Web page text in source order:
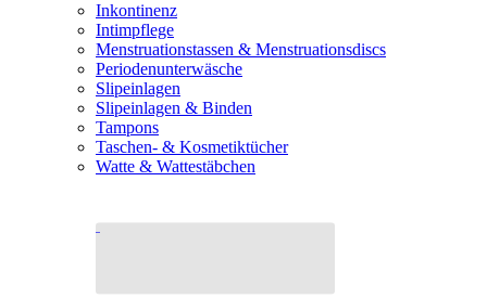
Inkontinenz
Intimpflege
Menstruationstassen & Menstruationsdiscs
Periodenunterwäsche
Slipeinlagen
Slipeinlagen & Binden
Tampons
Taschen- & Kosmetiktücher
Watte & Wattestäbchen